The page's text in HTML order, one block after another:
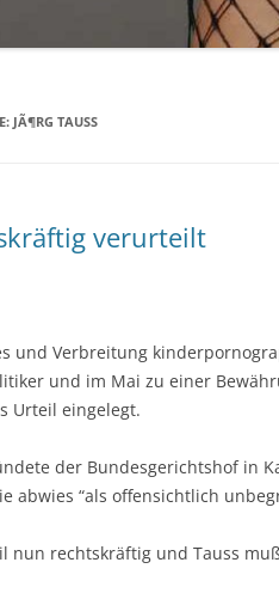
JÃ¶RG TAUSS
verurteilt
und Verbreitung
und im Mai zu einer
Urteil eingelegt.
der Bundesgerichtshof in
abwies “als offensichtlich
nun rechtskräftig und Tauss